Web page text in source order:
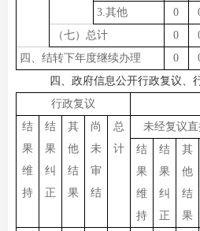
3.其他 0
（七）总计
0
四、结转下年度继续办理
0
四、政府信息公开行政复议、
行政复议
结
果
维
持
结
果
纠
正
其
他
结
果
尚
未
审
结
总
计
未经复议
结
果
维
持
结
果
纠
正
其
他
结
果